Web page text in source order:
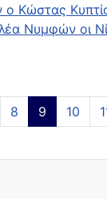
Κώστας
Νυμφών οι
8 9 10